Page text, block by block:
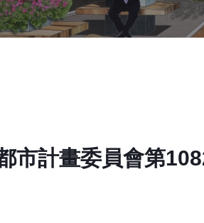
市計畫委員會第